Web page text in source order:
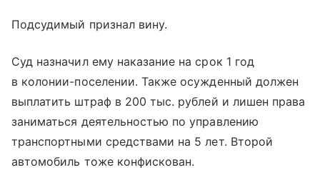
Подсудимый признал вину.
Суд назначил ему наказание на срок 1 год
в колонии-поселении. Также осужденный должен
выплатить штраф в 200 тыс. рублей и лишен права
заниматься деятельностью по управлению
транспортными средствами на 5 лет. Второй
автомобиль тоже конфискован.